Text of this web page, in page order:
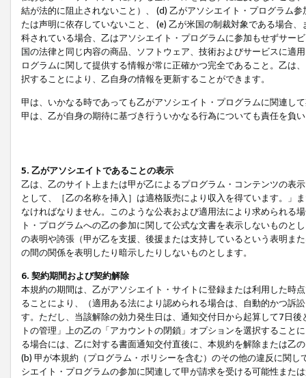
結が法的に阻止されないこと）、 (d) 乙がアソシエイト・プログラム
たは声明に依存していないこと、 (e) 乙が米国の制裁対象である場合
科されている場合、乙はアソシエイト・プログラムに参加もせずサー
国の法律と同じ内容の商品、ソフトウェア、技術およびサービスに適
ログラムに関して提供する情報が常に正確かつ完全であること。乙は
択することにより、乙自身の情報を更新することができます。
甲は、いかなる時であっても乙がアソシエイト・プログラムに関連し
甲は、乙が自身の期待に基づき行ういかなる行為についても責任を負
5. 乙がアソシエイトであることの表示
乙は、乙のサイト上または甲が乙によるプログラム・コンテンツの表
として、［乙の名称を挿入］は適格販売により収入を得ています。」
なければなりません。このような公表および適用法により求められる
ト・プログラムへの乙の参加に関して公式な文書を表示しないもの
の表明や誇張（甲が乙を支援、後援または支持しているという表明ま
の間の関係を表明したり暗示したりしないものとします。
6. 契約期間および契約解除
本規約の期間は、乙がアソシエイト・サイトに登録または利用した時
ることにより、（適用ある法により認められる場合は、自動的かつ訴
す。ただし、当該解除の効力発生日は、通知交付日から起算して7日
トの管理」上の乙の「アカウントの閉鎖」オプションを選択するこ
る場合には、乙に対する書面通知交付直後に、本規約を解除または乙
(b) 甲が本規約（プログラム・ポリシーを含む）のその他の違反に関
シエイト・プログラムの参加に関連して甲が請求を受ける可能性また